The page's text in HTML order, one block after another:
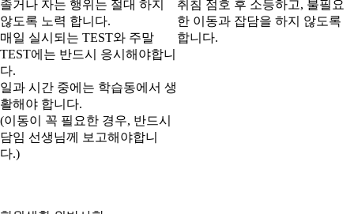
졸거나 자는 행위는 절대 하지
않도록 노력 합니다.
매일 실시되는 TEST와 주말
TEST에는 반드시 응시해야합니
다.
일과 시간 중에는 학습동에서 생
활해야 합니다.
(이동이 꼭 필요한 경우, 반드시
담임 선생님께 보고해야합니
다.)
취침 점호 후 소등하고, 불필요
한 이동과 잡담을 하지 않도록
합니다.